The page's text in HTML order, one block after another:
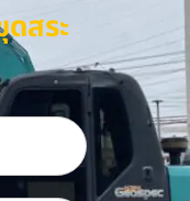
สระ